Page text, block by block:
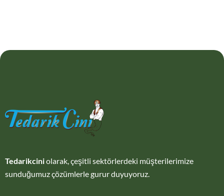
Tedarikciniolarak, çeşitli sektörlerdeki müşterilerimize
sunduğumuz çözümlerle gurur duyuyoruz.